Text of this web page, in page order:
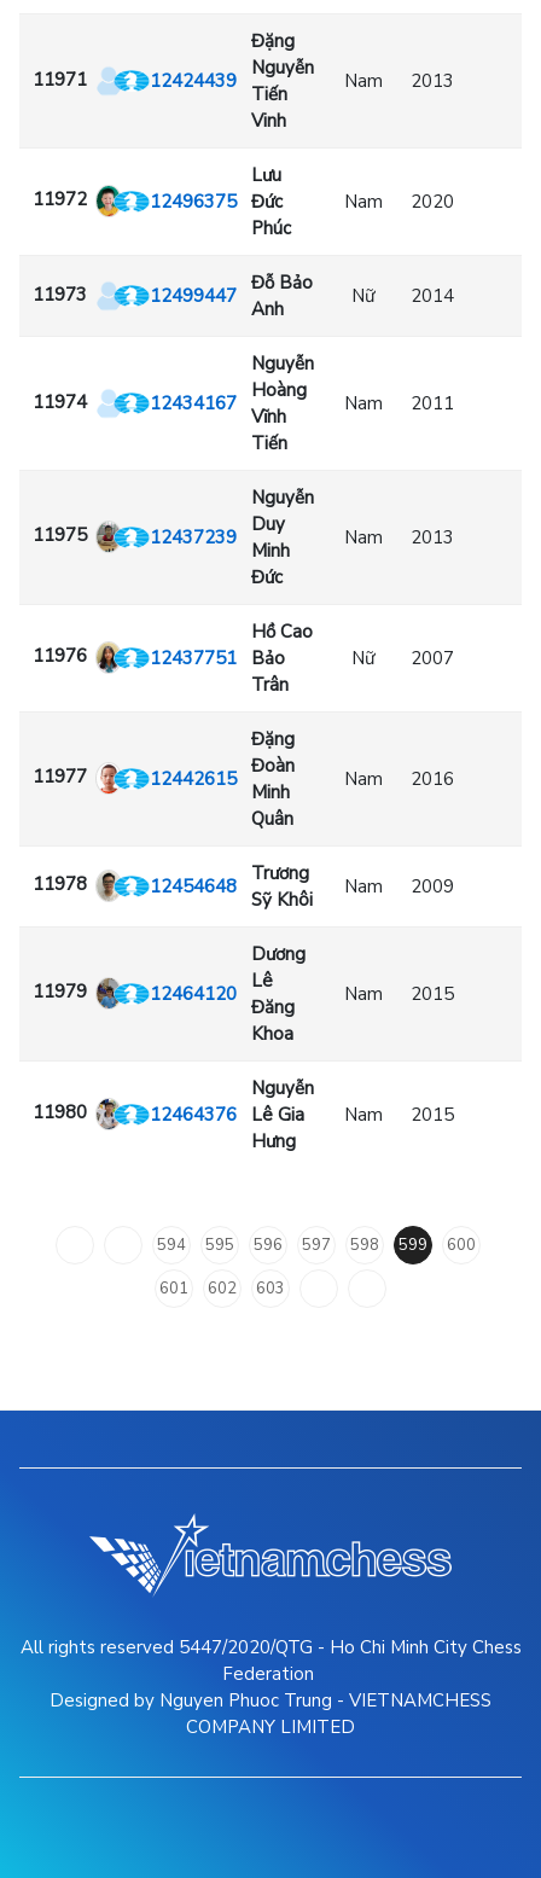
11971 12424439
Đặng
Nguyễn
Tiến
Vinh
Nam 2013
11972 12496375
Lưu
Đức
Phúc
Nam 2020
11973 12499447
Đỗ Bảo
Anh
Nữ 2014
11974 12434167
Nguyễn
Hoàng
Vĩnh
Tiến
Nam 2011
11975 12437239
Nguyễn
Duy
Minh
Đức
Nam 2013
11976 12437751
Hồ Cao
Bảo
Trân
Nữ 2007
11977 12442615
Đặng
Đoàn
Minh
Quân
Nam 2016
11978 12454648
Trương
Sỹ Khôi
Nam 2009
11979 12464120
Dương
Lê
Đăng
Khoa
Nam 2015
11980 12464376
Nguyễn
Lê Gia
Hưng
Nam 2015
594 595 596 597 598 599
600
601
602 603
All rights reserved 5447/2020/QTG - Ho Chi Minh City Chess
Federation
Designed by Nguyen Phuoc Trung - VIETNAMCHESS
COMPANY LIMITED